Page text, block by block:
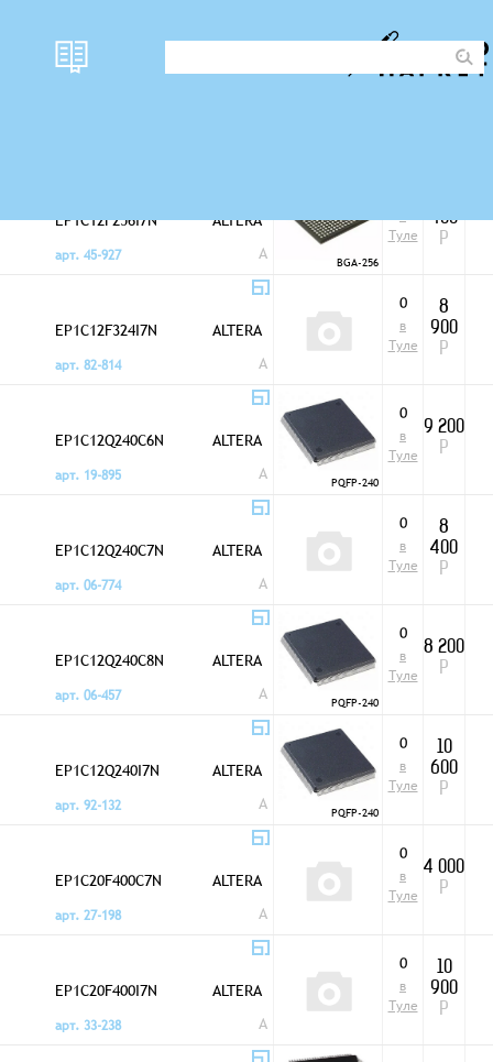
EP1C12F256I7N
ALTERA
арт. 45-927
A BGA-256
в
Туле
400
Р
EP1C12F324I7N
ALTERA
арт. 82-814
A
0
в
Туле
8
900
Р
EP1C12Q240C6N
ALTERA
арт. 19-895
A PQFP-240
0
в
Туле
9 200
Р
EP1C12Q240C7N
ALTERA
арт. 06-774
A
0
в
Туле
8
400
Р
EP1C12Q240C8N
ALTERA
арт. 06-457
A PQFP-240
0
в
Туле
8 200
Р
EP1C12Q240I7N
ALTERA
арт. 92-132
A PQFP-240
0
в
Туле
10
600
Р
EP1C20F400C7N
ALTERA
арт. 27-198
A
0
в
Туле
4 000
Р
EP1C20F400I7N
ALTERA
арт. 33-238
A
0
в
Туле
10
900
Р